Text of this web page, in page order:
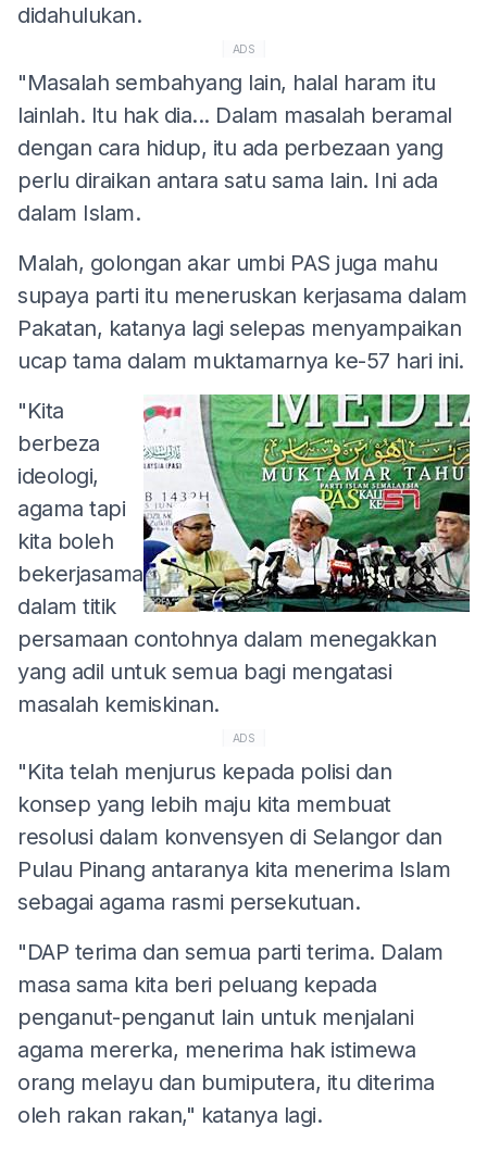
didahulukan.
ADS
"Masalah sembahyang lain, halal haram itu
lainlah. Itu hak dia... Dalam masalah beramal
dengan cara hidup, itu ada perbezaan yang
perlu diraikan antara satu sama lain. Ini ada
dalam Islam.
Malah, golongan akar umbi PAS juga mahu
supaya parti itu meneruskan kerjasama dalam
Pakatan, katanya lagi selepas menyampaikan
ucap tama dalam muktamarnya ke-57 hari ini.
"Kita
berbeza
ideologi,
agama tapi
kita boleh
bekerjasama
dalam titik
persamaan contohnya dalam menegakkan
yang adil untuk semua bagi mengatasi
masalah kemiskinan.
ADS
"Kita telah menjurus kepada polisi dan
konsep yang lebih maju kita membuat
resolusi dalam konvensyen di Selangor dan
Pulau Pinang antaranya kita menerima Islam
sebagai agama rasmi persekutuan.
"DAP terima dan semua parti terima. Dalam
masa sama kita beri peluang kepada
penganut-penganut lain untuk menjalani
agama mererka, menerima hak istimewa
orang melayu dan bumiputera, itu diterima
oleh rakan rakan," katanya lagi.